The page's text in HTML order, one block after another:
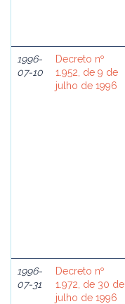
1996-
07-10
Decreto nº
1.952, de 9 de
julho de 1996
1996-
07-31
Decreto nº
1.972, de 30 de
julho de 1996